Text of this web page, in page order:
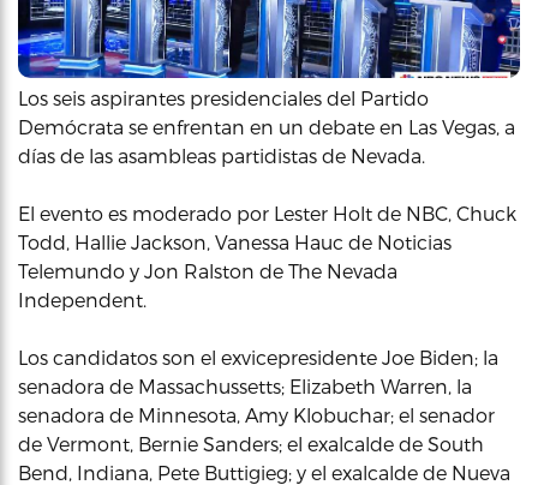
Los seis aspirantes presidenciales del Partido
Demócrata se enfrentan en un debate en Las Vegas, a
días de las asambleas partidistas de Nevada.
El evento es moderado por Lester Holt de NBC, Chuck
Todd, Hallie Jackson, Vanessa Hauc de Noticias
Telemundo y Jon Ralston de The Nevada
Independent.
Los candidatos son el exvicepresidente Joe Biden; la
senadora de Massachussetts; Elizabeth Warren, la
senadora de Minnesota, Amy Klobuchar; el senador
de Vermont, Bernie Sanders; el exalcalde de South
Bend, Indiana, Pete Buttigieg; y el exalcalde de Nueva